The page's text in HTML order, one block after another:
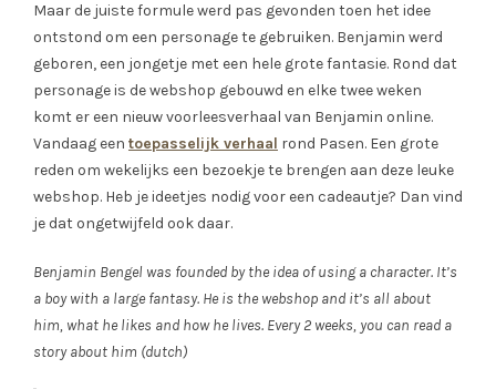
Maar de juiste formule werd pas gevonden toen het idee
ontstond om een personage te gebruiken. Benjamin werd
geboren, een jongetje met een hele grote fantasie. Rond dat
personage is de webshop gebouwd en elke twee weken
komt er een nieuw voorleesverhaal van Benjamin online.
Vandaag een toepasselijk verhaal rond Pasen. Een grote
reden om wekelijks een bezoekje te brengen aan deze leuke
webshop. Heb je ideetjes nodig voor een cadeautje? Dan vind
je dat ongetwijfeld ook daar.
Benjamin Bengel was founded by the idea of using a character. It’s
a boy with a large fantasy. He is the webshop and it’s all about
him, what he likes and how he lives. Every 2 weeks, you can read a
story about him (dutch)